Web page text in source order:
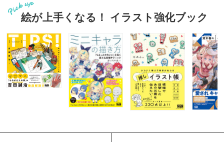
絵が上手くなる！ イラスト強化ブック